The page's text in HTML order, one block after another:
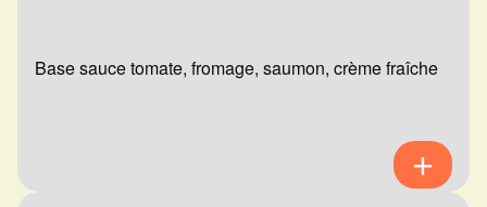
Base sauce tomate, fromage, saumon, crème fraîche